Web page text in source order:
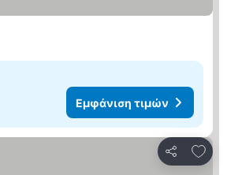
Εμφάνιση τιμών